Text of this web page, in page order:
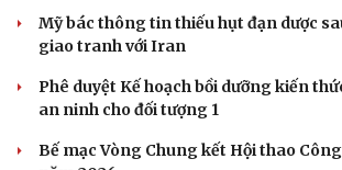
Làm đẹp - giảm cân
Phòng mạch online
Ăn sạch sống khỏe
Mỹ bác thông tin thiếu hụt đạn dược
giao tranh với Iran
Phê duyệt Kế hoạch bồi dưỡng kiến
an ninh cho đối tượng 1
Bế mạc Vòng Chung kết Hội thao